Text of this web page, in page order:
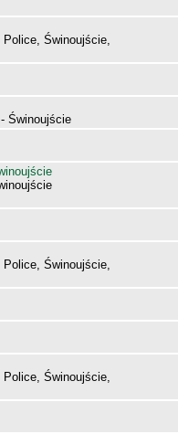
Świnoujście,
Świnoujście
Świnoujście,
Świnoujście,